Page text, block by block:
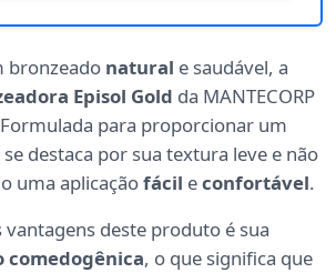
bronzeado natural e saudável, a
Episol Gold da MANTECORP
para proporcionar um
destaca por sua textura leve e não
uma aplicaçãofácil econfortável.
vantagens deste produto é sua
comedogênica, o que significa que